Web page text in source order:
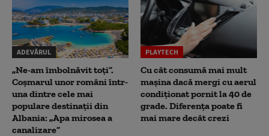
ADEVĂRUL
„Ne-am îmbolnăvit toți”.
Coșmarul unor români într-
una dintre cele mai
populare destinații din
Albania: „Apa mirosea a
canalizare”
PLAYTECH
Cu cât consumă mai mult
mașina dacă mergi cu aerul
condiționat pornit la 40 de
grade. Diferența poate fi
mai mare decât crezi